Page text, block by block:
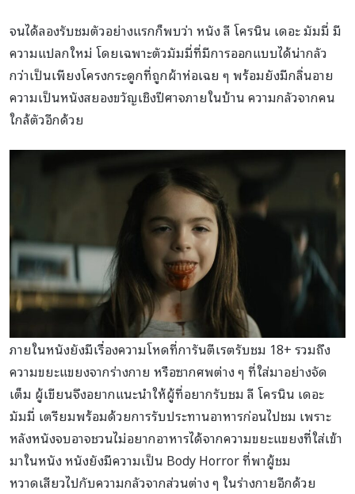
จนได้ลองรับชมตัวอย่างแรกก็พบว่า หนัง ลี โครนิน เดอะ มัมมี่ มี
ความแปลกใหม่ โดยเฉพาะตัวมัมมี่ที่มีการออกแบบได้น่ากลัว
กว่าเป็นเพียงโครงกระดูกที่ถูกผ้าห่อเฉย ๆ พร้อมยังมีกลิ่นอาย
ความเป็นหนังสยองขวัญเชิงปีศาจภายในบ้าน ความกลัวจากคน
ใกล้ตัวอีกด้วย
ภายในหนังยังมีเรื่องความโหดที่การันตีเรตรับชม 18+ รวมถึง
ความขยะแขยงจากร่างกาย หรือซากศพต่าง ๆ ที่ใส่มาอย่างจัด
เต็ม ผู้เขียนจึงอยากแนะนำให้ผู้ที่อยากรับชม ลี โครนิน เดอะ
มัมมี่ เตรียมพร้อมด้วยการรับประทานอาหารก่อนไปชม เพราะ
หลังหนังจบอาจชวนไม่อยากอาหารได้จากความขยะแขยงที่ใส่เข้า
มาในหนัง หนังยังมีความเป็น Body Horror ที่พาผู้ชม
หวาดเสียวไปกับความกลัวจากส่วนต่าง ๆ ในร่างกายอีกด้วย